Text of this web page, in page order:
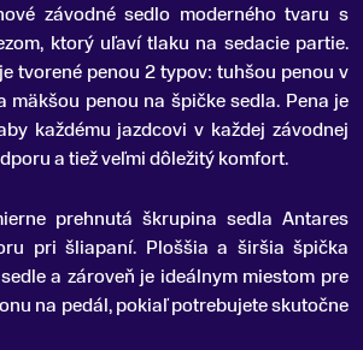
závodné sedlo moderného tvaru s
ktorý uľaví tlaku na sedacie partie.
tvorené penou 2 typov: tuhšou penou v
mäkšou penou na špičke sedla. Pena je
každému jazdcovi v každej závodnej
a tiež veľmi dôležitý komfort.
prehnutá škrupina sedla Antares
pri šliapaní. Ploššia a širšia špička
a zároveň je ideálnym miestom pre
na pedál, pokiaľ potrebujete skutočne